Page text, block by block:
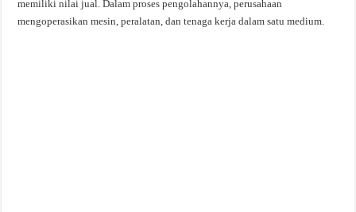
memiliki nilai jual. Dalam proses pengolahannya, perusahaan
mengoperasikan mesin, peralatan, dan tenaga kerja dalam satu medium.